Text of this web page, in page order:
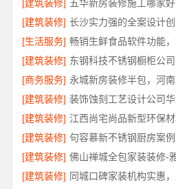
[建筑装修]
[建筑装修]
[生活服务]
[建筑装修]
[商务服务]
[建筑装修] 装饰蚀刻工艺设计公司
[建筑装修]
[建筑装修] 句容慕新不锈钢厨房案
[建筑装修] 佛山禅城全包家装装修-
[建筑装修]